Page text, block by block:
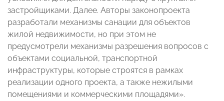
застройщиками. Далее. Авторы законопроекта
разработали механизмы санации для объектов
жилой недвижимости, но при этом не
предусмотрели механизмы разрешения вопросов с
объектами социальной, транспортной
инфраструктуры, которые строятся в рамках
реализации одного проекта, а также нежилыми
помещениями и коммерческими площадями».